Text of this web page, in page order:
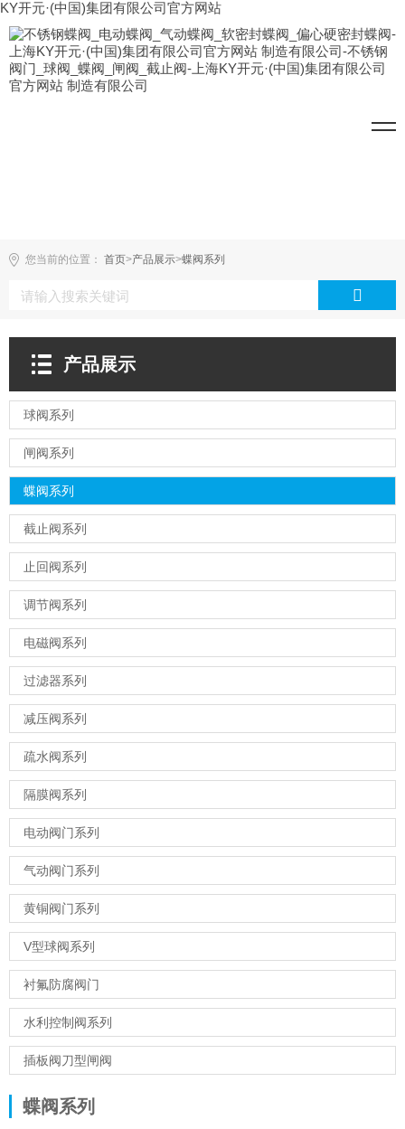
KY开元·(中国)集团有限公司官方网站
您当前的位置： 首页>产品展示>蝶阀系列
产品展示
球阀系列
闸阀系列
蝶阀系列
截止阀系列
止回阀系列
调节阀系列
电磁阀系列
过滤器系列
减压阀系列
疏水阀系列
隔膜阀系列
电动阀门系列
气动阀门系列
黄铜阀门系列
V型球阀系列
衬氟防腐阀门
水利控制阀系列
插板阀刀型闸阀
蝶阀系列